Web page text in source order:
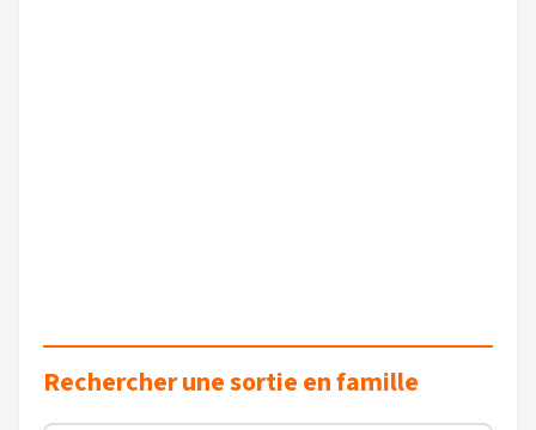
Rechercher une sortie en famille